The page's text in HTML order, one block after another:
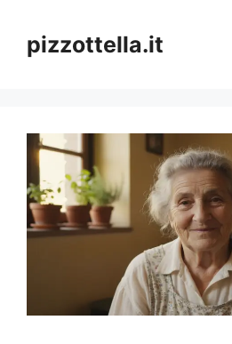
contenuto
pizzottella.it